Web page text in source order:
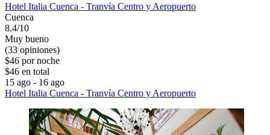
Hotel Italia Cuenca - Tranvía Centro y Aeropuerto
Cuenca
8.4/10
Muy bueno
(33 opiniones)
$46 por noche
$46 en total
15 ago - 16 ago
Hotel Italia Cuenca - Tranvía Centro y Aeropuerto